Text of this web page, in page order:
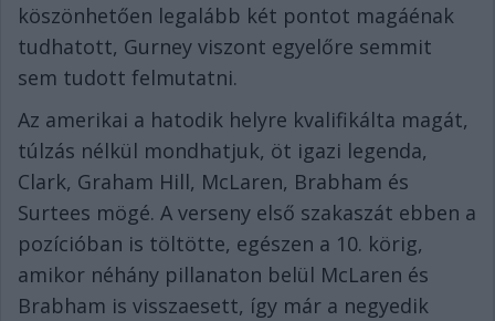
köszönhetően legalább két pontot magáénak
tudhatott, Gurney viszont egyelőre semmit
sem tudott felmutatni.
Az amerikai a hatodik helyre kvalifikálta magát,
túlzás nélkül mondhatjuk, öt igazi legenda,
Clark, Graham Hill, McLaren, Brabham és
Surtees mögé. A verseny első szakaszát ebben a
pozícióban is töltötte, egészen a 10. körig,
amikor néhány pillanaton belül McLaren és
Brabham is visszaesett, így már a negyedik